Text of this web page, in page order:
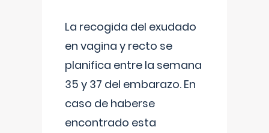
La recogida del exudado
en vagina y recto se
planifica entre la semana
35 y 37 del embarazo. En
caso de haberse
encontrado esta